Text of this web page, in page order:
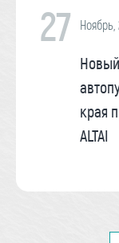
27 Ноябрь,
края
ALTAI